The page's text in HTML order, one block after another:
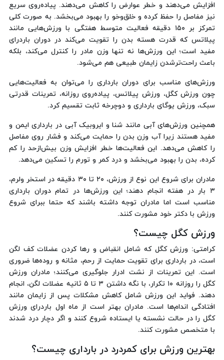
افزایش می‌دهند و خطر عوارض را کاهش می‌دهند. پیاده‌روی سریع
نیز مفاصل را حفظ کرده و خلق‌وخو را بهبود می‌بخشد. به صورت کلی
تمرکز بر ۱۵۰ دقیقه فعالیت متوسط هفتگی با ورزش‌هایی مانند
پیلاتس که قدرت هسته بدن را تقویت می‌کند در دوران باردرای
مفید است؛ این ورزش‌ها نه تنها وزن مادر را کنترل می‌کند، بلکه
باعث راحت‌ترشدن زایمان طبیعی هم می‌شود.
ورزش‌های مناسب برای دوران بارداری را می‌توان به فعالیت‌هایی
چون ورزش کگل، ورزش پیلاتس، پیاده‌روی روزانه، تمرینات قدرتی
سبک، ورزش یوگای بارداری و دوچرخه ثابت تقسیم کرد.
همچنین ورزش‌های آبی مانند شنا و ایروبیک آبی در بارداری ایمن و
مفید هستند زیرا آب وزن بدن را حمایت می‌کند و فشار روی مفاصل
را کاهش می‌دهد. این فعالیت‌ها خطر افزایش وزن بیش‌ازحد را کم
کرده، بدن را بهبود می‌بخشد و درد کمر و تورم را تسکین می‌دهد.
مادران برای شروع این نوع از ورزش، ۲۰ تا ۳۰ دقیقه در استخر ولرم،
۳ بار در هفته انجام دهند؛ این ورزش‌ها در تمام دوران بارداری
مناسب است اما مادران توجه داشته باشند که حتما ببرای شروع
ورزش با دکتر خود مشورت کنند.
ورزش کگل چیست؟
کرامتی: ورزش کگل که شامل انقباض و رها کردن عضلات کف لگن
است، در بارداری برای تقویت حمایت از رحم، مثانه و روده‌ها ضروری
است. این تمرینات از نشت ادرار جلوگیری می‌کنند؛ مادران ورزش
کگل را روزانه ۱۰ تکرار، با نگه داشتن ۳ تا ۵ ثانیه عضلات لگن، انجام
دهند. فواید این ورزش شامل کاهش مشکلات پس از زایمان مانند
افتادگی اندام‌ها است. مادران بهتر است از ماه اول باردرای ورزش
کگل را در حالت نشسته یا ایستاده شروع کنند و اگر دچار درد شدند
با متخصص مشورت کنند.
بهترین ورزش برای کمردرد در بارداری چیست؟